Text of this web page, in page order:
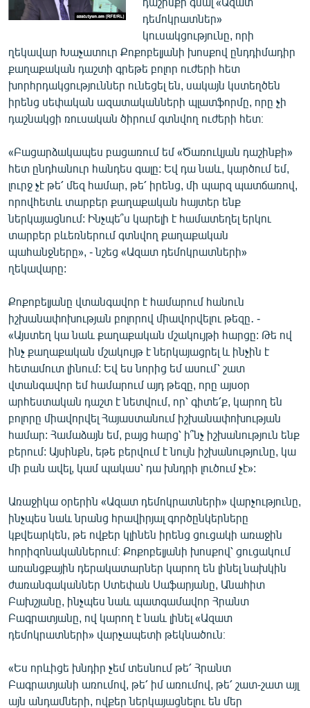
դեմոկրատներ»
կուսակցությունը, որի
ղեկավար Խաչատուր Քոքոբելյանի խոսքով ընդդիմադիր
քաղաքական դաշտի գրեթե բոլոր ուժերի հետ
խորհրդակցություններ ունեցել են, սակայն կստեղծեն
իրենց սեփական ազատականների պլատֆորմը, որը չի
դաշնակցի ռուսական ծիրում գտնվող ուժերի հետ։
«Բացարձակապես բացառում եմ «Ծառուկյան դաշինքի»
հետ ընդհանուր հանդես գալը: Եվ դա նաև, կարծում եմ,
լուրջ չէ թե՛ մեզ համար, թե՛ իրենց, մի պարզ պատճառով,
որովհետև տարբեր քաղաքական հայտեր ենք
ներկայացնում: Ինչպե՞ս կարելի է համատեղել երկու
տարբեր բևեռներում գտնվող քաղաքական
պահանջները», - նշեց «Ազատ դեմոկրատների»
ղեկավարը:
Քոքոբելյանը վտանգավոր է համարում հանուն
իշխանափոխության բոլորով միավորվելու թեզը․ -
«Այստեղ կա նաև քաղաքական մշակույթի հարցը: Թե ով
ինչ քաղաքական մշակույթ է ներկայացրել և ինչին է
հետամուտ լինում: Եվ ես նորից եմ ասում՝ շատ
վտանգավոր եմ համարում այդ թեզը, որը այսօր
արհեստական դաշտ է նետվում, որ՝ գիտե՛ք, կարող են
բոլորը միավորվել Հայաստանում իշխանափոխության
համար: Համաձայն եմ, բայց հարց՝ ի՞նչ իշխանություն ենք
բերում: Այսինքն, եթե բերվում է նույն իշխանությունը, կա
մի բան ավել, կամ պակաս՝ դա խնդրի լուծում չէ»:
Առաջիկա օրերին «Ազատ դեմոկրատների» վարչությունը,
ինչպես նաև նրանց հրավիրյալ գործընկերները
կքվեարկեն, թե ովքեր կլինեն իրենց ցուցակի առաջին
հորիզոնականներում։ Քոքոբելյանի խոսքով՝ ցուցակում
առանցքային դերակատարներ կարող են լինել նախկին
ժառանգականներ Ստեփան Սաֆարյանը, Անահիտ
Բախշյանը, ինչպես նաև պատգամավոր Հրանտ
Բագրատյանը, ով կարող է նաև լինել «Ազատ
դեմոկրատների» վարչապետի թեկնածուն։
«Ես որևիցե խնդիր չեմ տեսնում թե՛ Հրանտ
Բագրատյանի առումով, թե՛ իմ առումով, թե՛ շատ-շատ այլ
այն անդամների, ովքեր ներկայացնելու են մեր